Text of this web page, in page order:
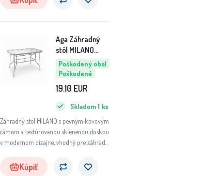
Poškodený obal
Poškodené
Aga Záhradný
stôl MILANO
110x70 cm
6DAZ388 - II.
Záhradný stôl MILANO s pevným kovovým
rámom a textúrovanou sklenenou doskou
v modernom dizajne, vhodný pre záhrady,
Skladom 1 ks
19.10 EUR
Kúpiť